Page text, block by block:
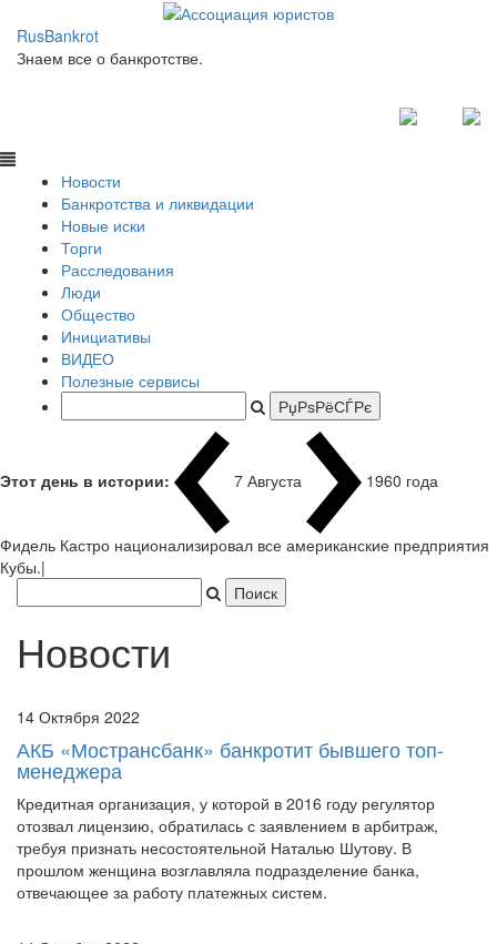
RusBankrot
Знаем все о банкротстве.
Новости
Банкротства и ликвидации
Новые иски
Торги
Расследования
Люди
Общество
Инициативы
ВИДЕО
Полезные сервисы
Этот день в истории: 7 Августа 1960 года
Фидель Кастро
Новости
АКБ «Мострансбанк» банкротит бывшего топ-
менеджера
Кредитная организация, у которой в 2016 году регулятор
отозвал лицензию, обратилась с заявлением в арбитраж,
требуя признать несостоятельной Наталью Шутову. В
прошлом женщина возглавляла подразделение банка,
отвечающее за работу платежных систем.